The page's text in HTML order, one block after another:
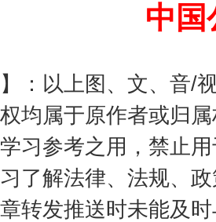
中国
】：以上图、文、音/
均属于原作者或归
习参考之用，禁止
了解法律、法规、
转发推送时未能及